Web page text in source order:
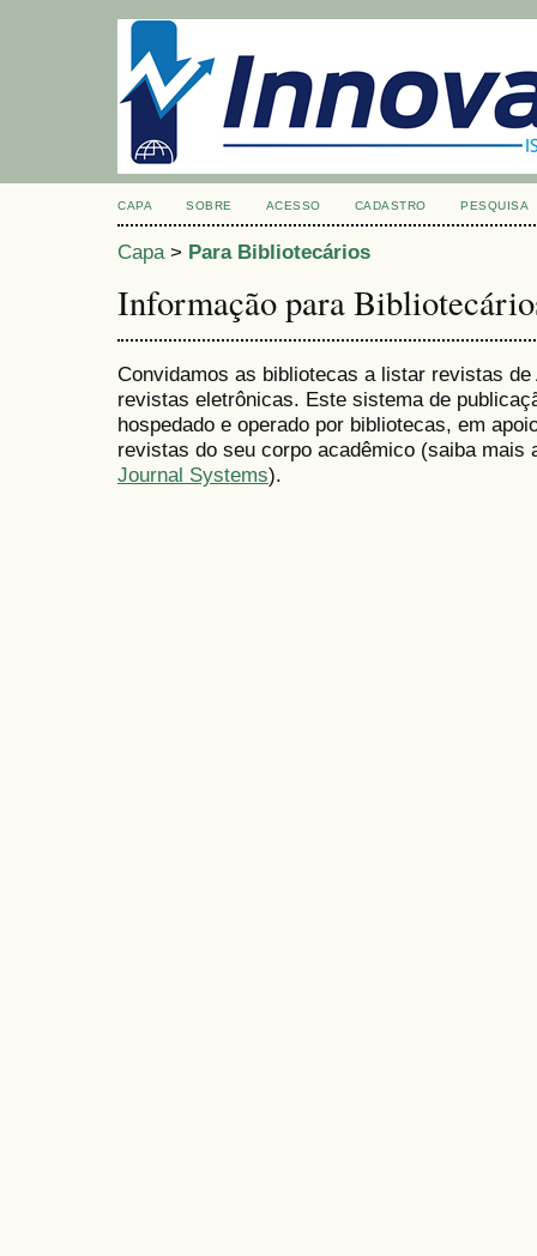
CAPA SOBRE ACESSO CADASTRO PESQUISA
Capa> Para Bibliotecários
Informação para
Convidamos as bibliotecas a listar revistas
revistas eletrônicas. Este sistema de
hospedado e operado por bibliotecas, em
revistas do seu corpo acadêmico (saiba
Journal Systems).